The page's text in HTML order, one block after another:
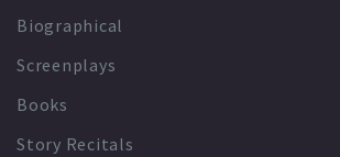
Biographical
Screenplays
Books
Story Recitals